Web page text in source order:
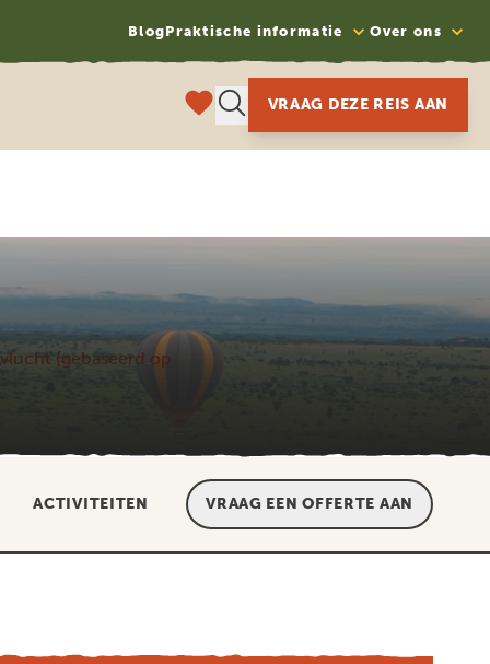
BlogPraktische informatie Over ons
VRAAG DEZE REIS AAN
(gebaseerd op
ACTIVITEITEN VRAAG EEN OFFERTE AAN